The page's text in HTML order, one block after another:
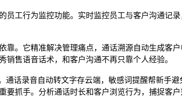
员工行为监控功能。实时监控员工与客户沟通记
靠。它精准解决管理痛点，通话溯源自动生成客
销售语音话术，和客户沟通不再只靠个人经验。
通话录音自动转文字存云端，敏感词提醒帮新手
要抓手。分析通话时长和客户浏览行为，捕捉客